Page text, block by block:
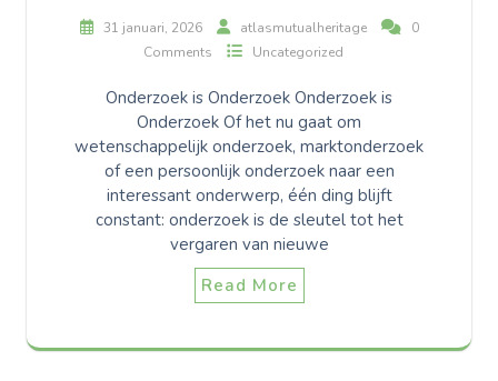
31 januari, 2026 atlasmutualheritage
0
Comments
Uncategorized
Onderzoek is Onderzoek Onderzoek is
Onderzoek Of het nu gaat om
wetenschappelijk onderzoek, marktonderzoek
of een persoonlijk onderzoek naar een
interessant onderwerp, één ding blijft
constant: onderzoek is de sleutel tot het
vergaren van nieuwe
Read More